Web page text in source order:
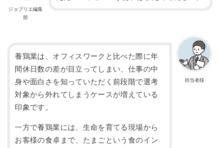
ジョブリエ編集
部
担当者様
養鶏業は、オフィスワークと比べた際に年
間休日数の差が目立ってしまい、仕事の中
身や面白さを知っていただく前段階で選考
対象から外れてしまうケースが増えている
印象です。
一方で養鶏業には、生命を育てる現場から
お客様の食卓まで、たまごという食のイン